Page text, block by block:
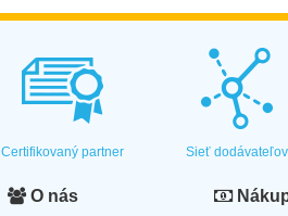
Certifikovaný partner Sieť dodávateľov
O nás